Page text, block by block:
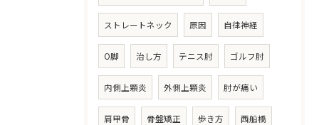
ストレートネック 原因 自律神経
O脚 治し方 テニス肘 ゴルフ肘
内側上顆炎 外側上顆炎 肘が痛い
肩甲骨 骨盤矯正 歩き方 西船橋